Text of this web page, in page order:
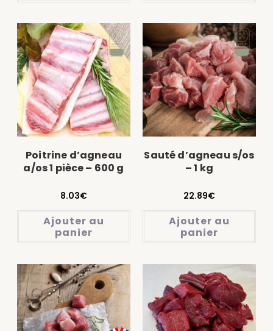
Poitrine d’agneau
a/os 1 pièce – 600 g
8.03€
Ajouter au
panier
Sauté d’agneau s/os
– 1 kg
22.89€
Ajouter au
panier